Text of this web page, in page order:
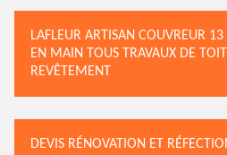
LAFLEUR ARTISAN COUVREUR
EN MAIN TOUS TRAVAUX DE
REVÊTEMENT
DEVIS RÉNOVATION ET